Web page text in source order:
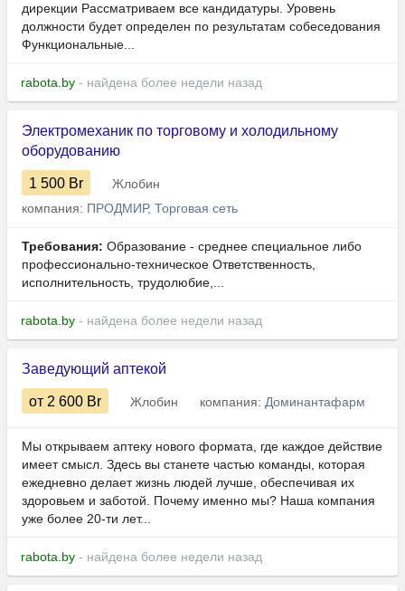
дирекции Рассматриваем все кандидатуры. Уровень
должности будет определен по результатам собеседования
Функциональные...
rabota.by - найдена более недели назад
Электромеханик по торговому и холодильному
оборудованию
1 500 Br
Жлобин
компания: ПРОДМИР, Торговая сеть
Требования: Образование - среднее специальное либо
профессионально-техническое Ответственность,
исполнительность, трудолюбие,...
rabota.by - найдена более недели назад
Заведующий аптекой
от 2 600 Br Жлобин компания: Доминантафарм
Мы открываем аптеку нового формата, где каждое действие
имеет смысл. Здесь вы станете частью команды, которая
ежедневно делает жизнь людей лучше, обеспечивая их
здоровьем и заботой. Почему именно мы? Наша компания
уже более 20-ти лет...
rabota.by - найдена более недели назад